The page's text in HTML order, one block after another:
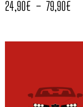
24,90€ – 79,90€